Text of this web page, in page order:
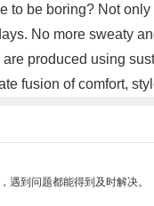
to be boring? Not
No more sweaty
produced using
fusion of comfort,
遇到问题都能得到及时解决。